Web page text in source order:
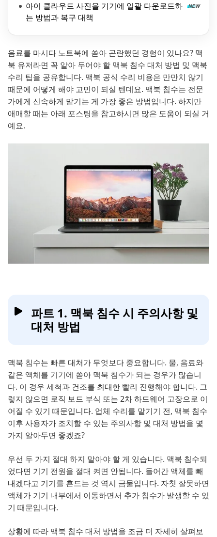
아이 클라우드 사진을 기기에 일괄 다운로드하
는 방법과 복구 대책
음료를 마시다 노트북에 쏟아 곤란했던 경험이 있나요? 맥
북 유저라면 꼭 알아 두어야 할 맥북 침수 대처 방법 및 맥북
수리 팁을 공유합니다. 맥북 공식 수리 비용은 만만치 않기
때문에 어떻게 해야 고민이 되실 텐데요. 맥북 침수는 전문
가에게 신속하게 맡기는 게 가장 좋은 방법입니다. 하지만
애매할 때는 아래 포스팅을 참고하시면 많은 도움이 되실 거
예요.
파트 1. 맥북 침수 시 주의사항 및
대처 방법
맥북 침수는 빠른 대처가 무엇보다 중요합니다. 물, 음료와
같은 액체를 기기에 쏟아 맥북 침수가 되는 경우가 많습니
다. 이 경우 세척과 건조를 최대한 빨리 진행해야 합니다. 그
렇지 않으면 로직 보드 부식 또는 2차 하드웨어 고장으로 이
어질 수 있기 때문입니다. 업체 수리를 맡기기 전, 맥북 침수
이후 사용자가 조치할 수 있는 주의사항 및 대처 방법을 몇
가지 알아두면 좋겠죠?
우선 두 가지 절대 하지 말아야 할 게 있습니다. 맥북 침수되
었다면 기기 전원을 절대 켜면 안됩니다. 들어간 액체를 빼
내겠다고 기기를 흔드는 것 역시 금물입니다. 자칫 잘못하면
액체가 기기 내부에서 이동하면서 추가 침수가 발생할 수 있
기 때문입니다.
상황에 따라 맥북 침수 대처 방법을 조금 더 자세히 살펴보